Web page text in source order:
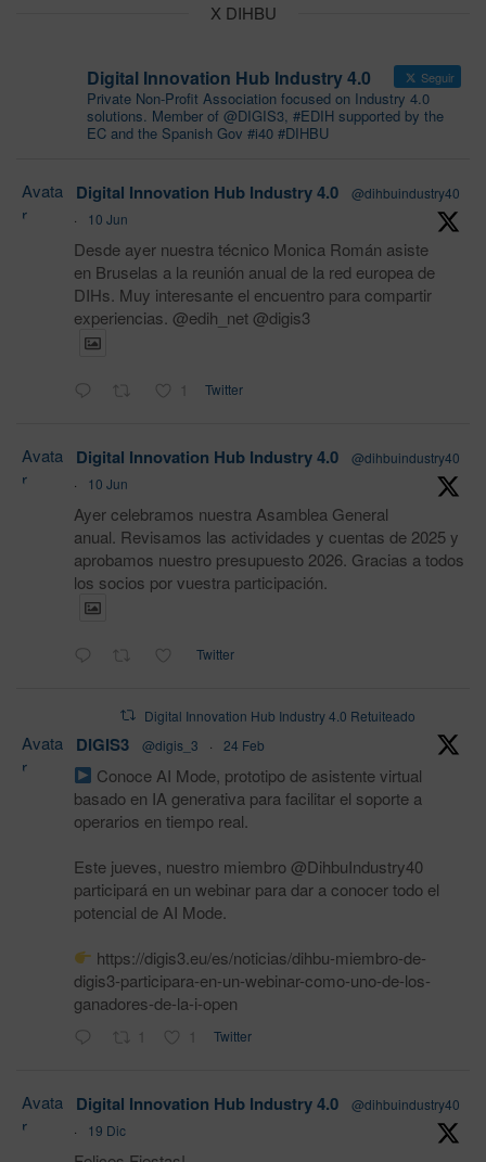
X DIHBU
Digital Innovation Hub Industry 4.0 Seguir
Private Non-Profit Association focused on Industry 4.0
solutions. Member of @DIGIS3, #EDIH supported by the
EC and the Spanish Gov #i40 #DIHBU
Avata
r
Digital Innovation Hub Industry 4.0
@dihbuindustry40
·
10 Jun
Desde ayer nuestra técnico Monica Román asiste
en Bruselas a la reunión anual de la red europea de
DIHs. Muy interesante el encuentro para compartir
experiencias. @edih_net @digis3
1 Twitter
Avata
r
Digital Innovation Hub Industry 4.0
@dihbuindustry40
·
10 Jun
Ayer celebramos nuestra Asamblea General
anual. Revisamos las actividades y cuentas de 2025 y
aprobamos nuestro presupuesto 2026. Gracias a todos
los socios por vuestra participación.
Twitter
Digital Innovation Hub Industry 4.0 Retuiteado
Avata
r
DIGIS3 @digis_3 · 24 Feb
Conoce AI Mode, prototipo de asistente virtual
basado en IA generativa para facilitar el soporte a
operarios en tiempo real.
Este jueves, nuestro miembro @DihbuIndustry40
participará en un webinar para dar a conocer todo el
potencial de AI Mode.
https://digis3.eu/es/noticias/dihbu-miembro-de-
digis3-participara-en-un-webinar-como-uno-de-los-
ganadores-de-la-i-open
1 1 Twitter
Avata
r
Digital Innovation Hub Industry 4.0
@dihbuindustry40
·
19 Dic